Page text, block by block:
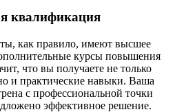
квалификация
как правило, имеют высшее
курсы повышения
что вы получаете не только
и практические навыки. Ваша
с профессиональной точки
эффективное решение.